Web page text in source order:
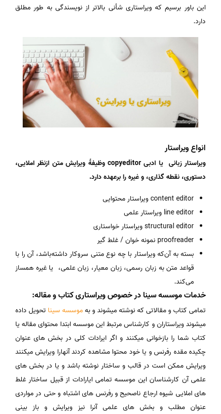
این باور برسیم که ویراستاری شأنی بالاتر از نویسندگی به طور مطلق
دارد.
انواع ویراستار
ویراستار زبانی یا ادبی copyeditor وظیفهٔ ویرایش متن ازنظر املایی،
دستوری، نقطه گذاری، و غیره را برعهده دارد.
content editor ویراستار محتوایی
line editor ویراستار علمی
structural editor ویراستار خواستاری
proofreader نمونه خوان / غلط گیر
بسته به آن‌که ویراستار با چه نوع متنی سروکار داشته‌باشد، آن را با
قواعد متن به زبان رسمی، زبان معیار، زبان علمی، یا غیره همساز
می‌کند.
خدمات موسسه سینا در خصوص ویراستاری کتاب و مقاله:
تمامی کتاب و مقالاتی که نوشته میشوند و بهموسسه سینا تحویل داده
میشوند ویراستاران و کارشناس مرتبط این موسسه ابتدا محتوای مقاله یا
کتاب شما را بازخوانی میکنند و اگر ایرادات کلی در بخش های عنوان
چکیده مقده رفرنس و یا خود محتوا مشاهده کردند آنهارا ویرایش میکنند
ویرایش ممکن است در قالب و ساختار نوشته باشد و یا در بخش های
علمی آن کارشناسان این موسسه تمامی ایارادات از قبیل ساختار غلط
های املایی شیوه ارجاع ناصحیح و رفرنس های اشتباه و حتی در مواردی
عنوان مطلب و بخش های علمی آنرا نیز ویرایش و باز بینی